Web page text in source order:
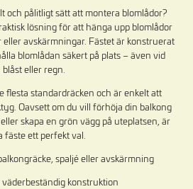
och pålitligt sätt att montera blomlådor?
lösning för att hänga upp blomlådor
eller avskärmningar. Fästet är konstruerat
blomlådan säkert på plats – även vid
blåst eller regn.
flesta standardräcken och är enkelt att
Oavsett om du vill förhöja din balkong
skapa en grön vägg på uteplatsen, är
fäste ett perfekt val.
spaljé eller avskärmning
konstruktion